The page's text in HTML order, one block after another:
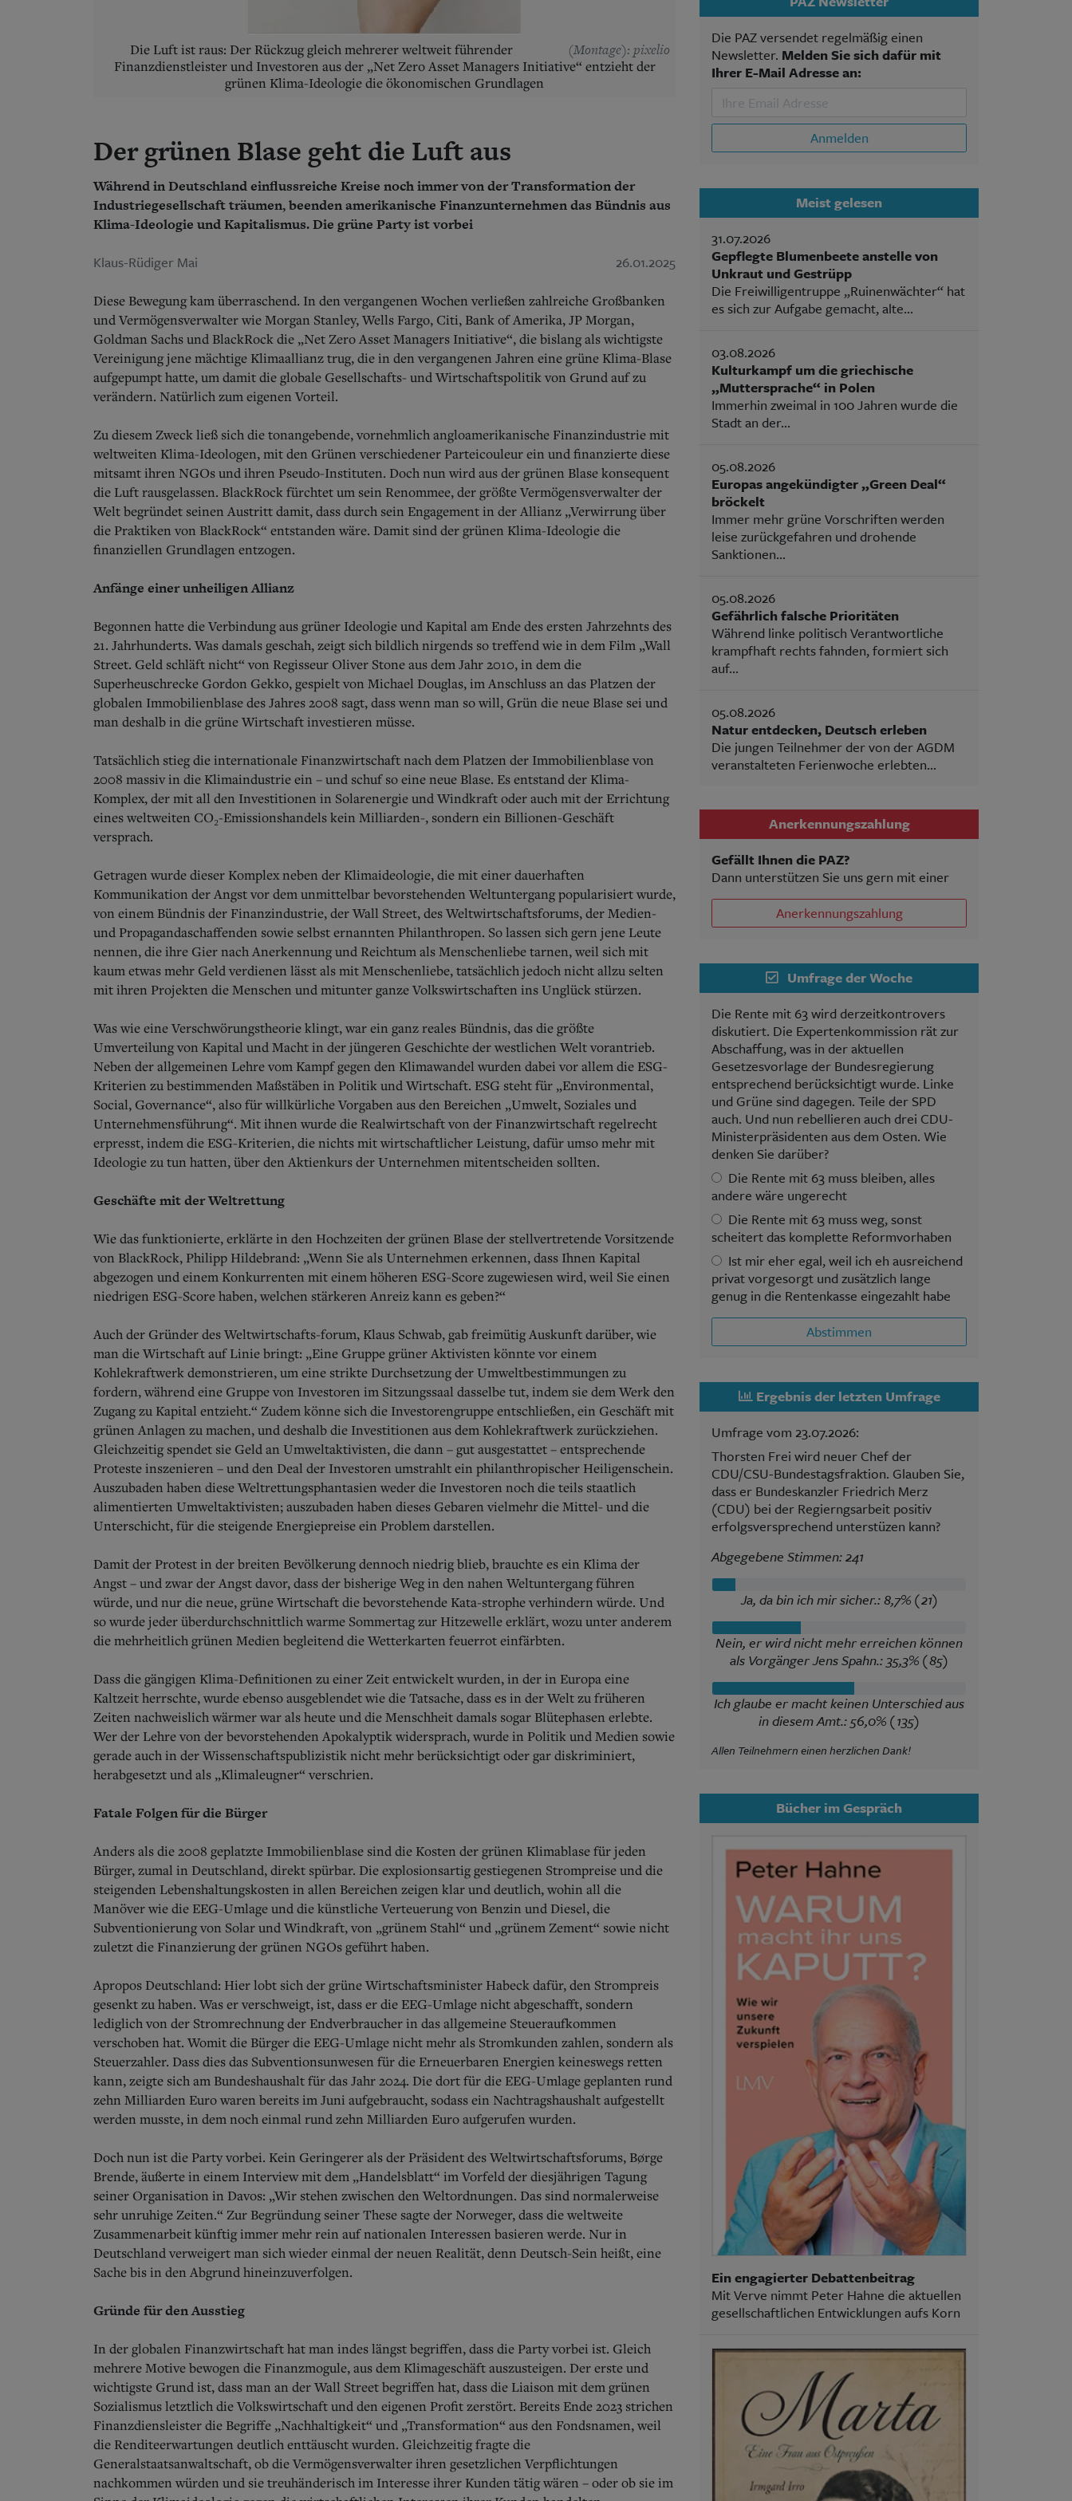
(Montage): pixelio
Die Luft ist raus: Der Rückzug gleich mehrerer weltweit führender
Finanzdienstleister und Investoren aus der „Net Zero Asset Managers Initiative“ entzieht der
grünen Klima-Ideologie die ökonomischen Grundlagen
Der grünen Blase geht die Luft aus
Während in Deutschland einflussreiche Kreise noch immer von der Transformation der
Industriegesellschaft träumen, beenden amerikanische Finanzunternehmen das Bündnis aus
Klima-Ideologie und Kapitalismus. Die grüne Party ist vorbei
Klaus-Rüdiger Mai 26.01.2025
Diese Bewegung kam überraschend. In den vergangenen Wochen verließen zahlreiche Großbanken
und Vermögensverwalter wie Morgan Stanley, Wells Fargo, Citi, Bank of Amerika, JP Morgan,
Goldman Sachs und BlackRock die „Net Zero Asset Managers Initiative“, die bislang als wichtigste
Vereinigung jene mächtige Klimaallianz trug, die in den vergangenen Jahren eine grüne Klima-Blase
aufgepumpt hatte, um damit die globale Gesellschafts- und Wirtschaftspolitik von Grund auf zu
verändern. Natürlich zum eigenen Vorteil.
Zu diesem Zweck ließ sich die tonangebende, vornehmlich angloamerikanische Finanzindustrie mit
weltweiten Klima-Ideologen, mit den Grünen verschiedener Parteicouleur ein und finanzierte diese
mitsamt ihren NGOs und ihren Pseudo-Instituten. Doch nun wird aus der grünen Blase konsequent
die Luft rausgelassen. BlackRock fürchtet um sein Renommee, der größte Vermögensverwalter der
Welt begründet seinen Austritt damit, dass durch sein Engagement in der Allianz „Verwirrung über
die Praktiken von BlackRock“ entstanden wäre. Damit sind der grünen Klima-Ideologie die
finanziellen Grundlagen entzogen.
Anfänge einer unheiligen Allianz
Begonnen hatte die Verbindung aus grüner Ideologie und Kapital am Ende des ersten Jahrzehnts des
21. Jahrhunderts. Was damals geschah, zeigt sich bildlich nirgends so treffend wie in dem Film „Wall
Street. Geld schläft nicht“ von Regisseur Oliver Stone aus dem Jahr 2010, in dem die
Superheuschrecke Gordon Gekko, gespielt von Michael Douglas, im Anschluss an das Platzen der
globalen Immobilienblase des Jahres 2008 sagt, dass wenn man so will, Grün die neue Blase sei und
man deshalb in die grüne Wirtschaft investieren müsse.
Tatsächlich stieg die internationale Finanzwirtschaft nach dem Platzen der Immobilienblase von
2008 massiv in die Klimaindustrie ein – und schuf so eine neue Blase. Es entstand der Klima-
Komplex, der mit all den Investitionen in Solarenergie und Windkraft oder auch mit der Errichtung
eines weltweiten CO₂-Emissionshandels kein Milliarden-, sondern ein Billionen-Geschäft
versprach.
Getragen wurde dieser Komplex neben der Klimaideologie, die mit einer dauerhaften
Kommunikation der Angst vor dem unmittelbar bevorstehenden Weltuntergang popularisiert wurde,
von einem Bündnis der Finanzindustrie, der Wall Street, des Weltwirtschaftsforums, der Medien-
und Propagandaschaffenden sowie selbst ernannten Philanthropen. So lassen sich gern jene Leute
nennen, die ihre Gier nach Anerkennung und Reichtum als Menschenliebe tarnen, weil sich mit
kaum etwas mehr Geld verdienen lässt als mit Menschenliebe, tatsächlich jedoch nicht allzu selten
mit ihren Projekten die Menschen und mitunter ganze Volkswirtschaften ins Unglück stürzen.
Was wie eine Verschwörungstheorie klingt, war ein ganz reales Bündnis, das die größte
Umverteilung von Kapital und Macht in der jüngeren Geschichte der westlichen Welt vorantrieb.
Neben der allgemeinen Lehre vom Kampf gegen den Klimawandel wurden dabei vor allem die ESG-
Kriterien zu bestimmenden Maßstäben in Politik und Wirtschaft. ESG steht für „Environmental,
Social, Governance“, also für willkürliche Vorgaben aus den Bereichen „Umwelt, Soziales und
Unternehmensführung“. Mit ihnen wurde die Realwirtschaft von der Finanzwirtschaft regelrecht
erpresst, indem die ESG-Kriterien, die nichts mit wirtschaftlicher Leistung, dafür umso mehr mit
Ideologie zu tun hatten, über den Aktienkurs der Unternehmen mitentscheiden sollten.
Geschäfte mit der Weltrettung
Wie das funktionierte, erklärte in den Hochzeiten der grünen Blase der stellvertretende Vorsitzende
von BlackRock, Philipp Hildebrand: „Wenn Sie als Unternehmen erkennen, dass Ihnen Kapital
abgezogen und einem Konkurrenten mit einem höheren ESG-Score zugewiesen wird, weil Sie einen
niedrigen ESG-Score haben, welchen stärkeren Anreiz kann es geben?“
Auch der Gründer des Weltwirtschafts-forum, Klaus Schwab, gab freimütig Auskunft darüber, wie
man die Wirtschaft auf Linie bringt: „Eine Gruppe grüner Aktivisten könnte vor einem
Kohlekraftwerk demonstrieren, um eine strikte Durchsetzung der Umweltbestimmungen zu
fordern, während eine Gruppe von Investoren im Sitzungssaal dasselbe tut, indem sie dem Werk den
Zugang zu Kapital entzieht.“ Zudem könne sich die Investorengruppe entschließen, ein Geschäft mit
grünen Anlagen zu machen, und deshalb die Investitionen aus dem Kohlekraftwerk zurückziehen.
Gleichzeitig spendet sie Geld an Umweltaktivisten, die dann – gut ausgestattet – entsprechende
Proteste inszenieren – und den Deal der Investoren umstrahlt ein philanthropischer Heiligenschein.
Auszubaden haben diese Weltrettungsphantasien weder die Investoren noch die teils staatlich
alimentierten Umweltaktivisten; auszubaden haben dieses Gebaren vielmehr die Mittel- und die
Unterschicht, für die steigende Energiepreise ein Problem darstellen.
Damit der Protest in der breiten Bevölkerung dennoch niedrig blieb, brauchte es ein Klima der
Angst – und zwar der Angst davor, dass der bisherige Weg in den nahen Weltuntergang führen
würde, und nur die neue, grüne Wirtschaft die bevorstehende Kata-strophe verhindern würde. Und
so wurde jeder überdurchschnittlich warme Sommertag zur Hitzewelle erklärt, wozu unter anderem
die mehrheitlich grünen Medien begleitend die Wetterkarten feuerrot einfärbten.
Dass die gängigen Klima-Definitionen zu einer Zeit entwickelt wurden, in der in Europa eine
Kaltzeit herrschte, wurde ebenso ausgeblendet wie die Tatsache, dass es in der Welt zu früheren
Zeiten nachweislich wärmer war als heute und die Menschheit damals sogar Blütephasen erlebte.
Wer der Lehre von der bevorstehenden Apokalyptik widersprach, wurde in Politik und Medien sowie
gerade auch in der Wissenschaftspublizistik nicht mehr berücksichtigt oder gar diskriminiert,
herabgesetzt und als „Klimaleugner“ verschrien.
Fatale Folgen für die Bürger
Anders als die 2008 geplatzte Immobilienblase sind die Kosten der grünen Klimablase für jeden
Bürger, zumal in Deutschland, direkt spürbar. Die explosionsartig gestiegenen Strompreise und die
steigenden Lebenshaltungskosten in allen Bereichen zeigen klar und deutlich, wohin all die
Manöver wie die EEG-Umlage und die künstliche Verteuerung von Benzin und Diesel, die
Subventionierung von Solar und Windkraft, von „grünem Stahl“ und „grünem Zement“ sowie nicht
zuletzt die Finanzierung der grünen NGOs geführt haben.
Apropos Deutschland: Hier lobt sich der grüne Wirtschaftsminister Habeck dafür, den Strompreis
gesenkt zu haben. Was er verschweigt, ist, dass er die EEG-Umlage nicht abgeschafft, sondern
lediglich von der Stromrechnung der Endverbraucher in das allgemeine Steueraufkommen
verschoben hat. Womit die Bürger die EEG-Umlage nicht mehr als Stromkunden zahlen, sondern als
Steuerzahler. Dass dies das Subventionsunwesen für die Erneuerbaren Energien keineswegs retten
kann, zeigte sich am Bundeshaushalt für das Jahr 2024. Die dort für die EEG-Umlage geplanten rund
zehn Milliarden Euro waren bereits im Juni aufgebraucht, sodass ein Nachtragshaushalt aufgestellt
werden musste, in dem noch einmal rund zehn Milliarden Euro aufgerufen wurden.
Doch nun ist die Party vorbei. Kein Geringerer als der Präsident des Weltwirtschaftsforums, Børge
Brende, äußerte in einem Interview mit dem „Handelsblatt“ im Vorfeld der diesjährigen Tagung
seiner Organisation in Davos: „Wir stehen zwischen den Weltordnungen. Das sind normalerweise
sehr unruhige Zeiten.“ Zur Begründung seiner These sagte der Norweger, dass die weltweite
Zusammenarbeit künftig immer mehr rein auf nationalen Interessen basieren werde. Nur in
Deutschland verweigert man sich wieder einmal der neuen Realität, denn Deutsch-Sein heißt, eine
Sache bis in den Abgrund hineinzuverfolgen.
Gründe für den Ausstieg
In der globalen Finanzwirtschaft hat man indes längst begriffen, dass die Party vorbei ist. Gleich
mehrere Motive bewogen die Finanzmogule, aus dem Klimageschäft auszusteigen. Der erste und
wichtigste Grund ist, dass man an der Wall Street begriffen hat, dass die Liaison mit dem grünen
Sozialismus letztlich die Volkswirtschaft und den eigenen Profit zerstört. Bereits Ende 2023 strichen
Finanzdiensleister die Begriffe „Nachhaltigkeit“ und „Transformation“ aus den Fondsnamen, weil
die Renditeerwartungen deutlich enttäuscht wurden. Gleichzeitig fragte die
Generalstaatsanwaltschaft, ob die Vermögensverwalter ihren gesetzlichen Verpflichtungen
nachkommen würden und sie treuhänderisch im Interesse ihrer Kunden tätig wären – oder ob sie im
Die PAZ versendet regelmäßig einen
Newsletter. Melden Sie sich dafür mit
Ihrer E-Mail Adresse an:
Anmelden
Meist gelesen
31.07.2026
Gepflegte Blumenbeete anstelle von
Unkraut und Gestrüpp
Die Freiwilligentruppe „Ruinenwächter“ hat
es sich zur Aufgabe gemacht, alte...
03.08.2026
Kulturkampf um die griechische
„Muttersprache“ in Polen
Immerhin zweimal in 100 Jahren wurde die
Stadt an der...
05.08.2026
Europas angekündigter „Green Deal“
bröckelt
Immer mehr grüne Vorschriften werden
leise zurückgefahren und drohende
Sanktionen...
05.08.2026
Gefährlich falsche Prioritäten
Während linke politisch Verantwortliche
krampfhaft rechts fahnden, formiert sich
auf...
05.08.2026
Natur entdecken, Deutsch erleben
Die jungen Teilnehmer der von der AGDM
veranstalteten Ferienwoche erlebten...
Anerkennungszahlung
Gefällt Ihnen die PAZ?
Dann unterstützen Sie uns gern mit einer
Anerkennungszahlung
Umfrage der Woche
Die Rente mit 63 wird derzeitkontrovers
diskutiert. Die Expertenkommission rät zur
Abschaffung, was in der aktuellen
Gesetzesvorlage der Bundesregierung
entsprechend berücksichtigt wurde. Linke
und Grüne sind dagegen. Teile der SPD
auch. Und nun rebellieren auch drei CDU-
Ministerpräsidenten aus dem Osten. Wie
denken Sie darüber?
Die Rente mit 63 muss bleiben, alles
andere wäre ungerecht
Die Rente mit 63 muss weg, sonst
scheitert das komplette Reformvorhaben
Ist mir eher egal, weil ich eh ausreichend
privat vorgesorgt und zusätzlich lange
genug in die Rentenkasse eingezahlt habe
Abstimmen
Ergebnis der letzten Umfrage
Umfrage vom 23.07.2026:
Thorsten Frei wird neuer Chef der
CDU/CSU-Bundestagsfraktion. Glauben Sie,
dass er Bundeskanzler Friedrich Merz
(CDU) bei der Regierngsarbeit positiv
erfolgsversprechend unterstüzen kann?
Abgegebene Stimmen: 241
Ja, da bin ich mir sicher.: 8,7% (21)
Nein, er wird nicht mehr erreichen können
als Vorgänger Jens Spahn.: 35,3% (85)
Ich glaube er macht keinen Unterschied aus
in diesem Amt.: 56,0% (135)
Allen Teilnehmern einen herzlichen Dank!
Bücher im Gespräch
Ein engagierter Debattenbeitrag
Mit Verve nimmt Peter Hahne die aktuellen
gesellschaftlichen Entwicklungen aufs Korn